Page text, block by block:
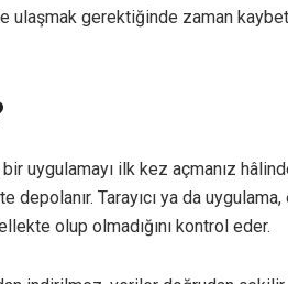
ulaşmak gerektiğinde zaman
uygulamayı ilk kez açmanız
depolanır. Tarayıcı ya da
olup olmadığını kontrol eder.